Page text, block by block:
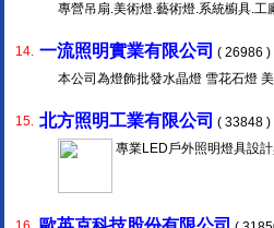
專營吊扇.美術燈.藝術燈.系統櫥具.工
14. 一流照明實業有限公司 ( 26986 )
本公司為燈飾批發水晶燈 雪花石燈
15. 北方照明工業有限公司 ( 33848 )
專業LED戶外照明燈具設